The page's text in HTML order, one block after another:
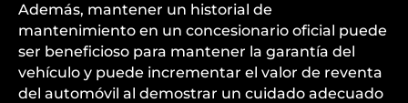
Además, mantener un historial de
mantenimiento en un concesionario oficial puede
ser beneficioso para mantener la garantía del
vehículo y puede incrementar el valor de reventa
del automóvil al demostrar un cuidado adecuado